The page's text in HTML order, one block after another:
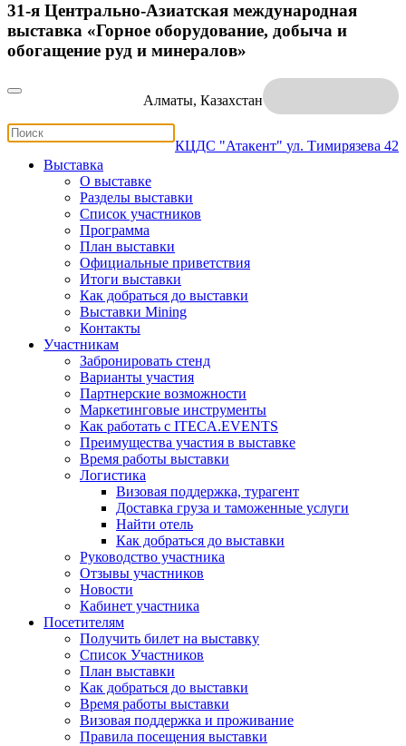
31-я Центрально-Азиатская международная
выставка «Горное оборудование, добыча и
обогащение руд и минералов»
Алматы, Казахстан
КЦДС "Атакент" ул. Тимирязева 42
Выставка
О выставке
Разделы выставки
Список участников
Программа
План выставки
Официальные приветствия
Итоги выставки
Как добраться до выставки
Выставки Mining
Контакты
Участникам
Забронировать стенд
Варианты участия
Партнерские возможности
Маркетинговые инструменты
Как работать с ITECA.EVENTS
Преимущества участия в выставке
Время работы выставки
Логистика
Визовая поддержка, турагент
Доставка груза и таможенные услуги
Найти отель
Как добраться до выставки
Руководство участника
Отзывы участников
Новости
Кабинет участника
Посетителям
Получить билет на выставку
Список Участников
План выставки
Как добраться до выставки
Время работы выставки
Визовая поддержка и проживание
Правила посещения выставки